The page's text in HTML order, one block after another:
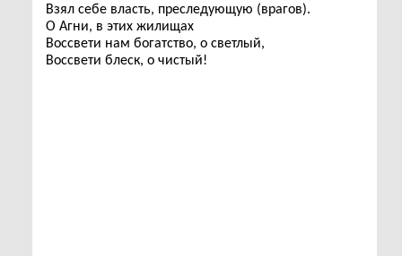
Взял себе власть, преследующую (врагов).
О Агни, в этих жилищах
Воссвети нам богатство, о светлый,
Воссвети блеск, о чистый!